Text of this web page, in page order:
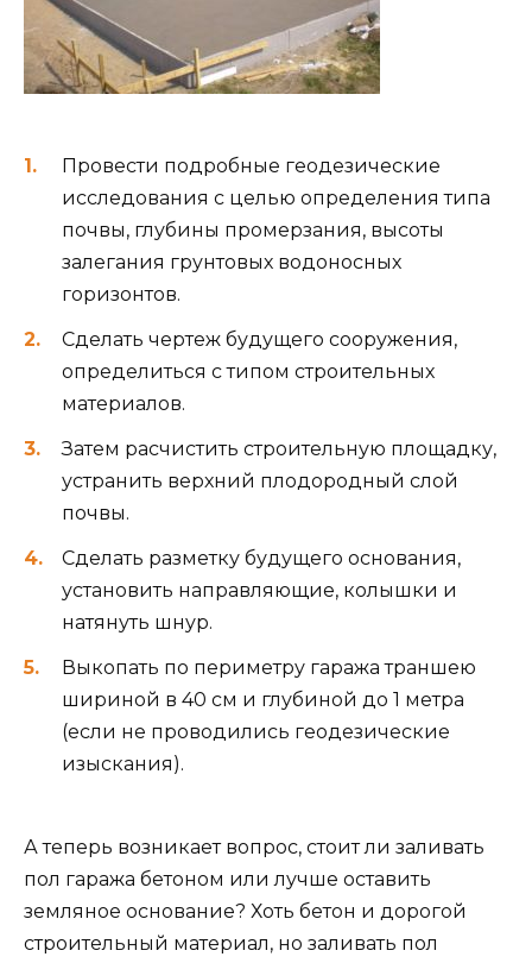
Провести подробные геодезические
исследования с целью определения типа
почвы, глубины промерзания, высоты
залегания грунтовых водоносных
горизонтов.
Сделать чертеж будущего сооружения,
определиться с типом строительных
материалов.
Затем расчистить строительную площадку,
устранить верхний плодородный слой
почвы.
Сделать разметку будущего основания,
установить направляющие, колышки и
натянуть шнур.
Выкопать по периметру гаража траншею
шириной в 40 см и глубиной до 1 метра
(если не проводились геодезические
изыскания).
А теперь возникает вопрос, стоит ли заливать
пол гаража бетоном или лучше оставить
земляное основание? Хоть бетон и дорогой
строительный материал, но заливать пол